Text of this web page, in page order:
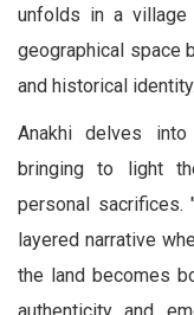
unfolds in a village
geographical space
and historical identity.
Anakhi delves
bringing to light
personal sacrifices.
layered narrative
the land becomes